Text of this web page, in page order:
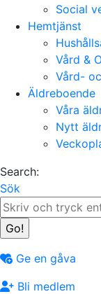
Social
Hemtjänst
Vård &
Vård-
Äldreboende
Våra
Nytt
Search:
Sök
Ge en gåva
Bli medlem